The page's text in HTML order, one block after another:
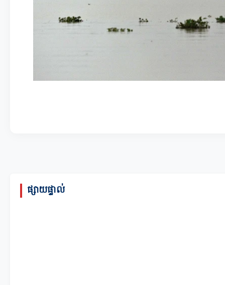
ផ្សាយផ្ទាល់